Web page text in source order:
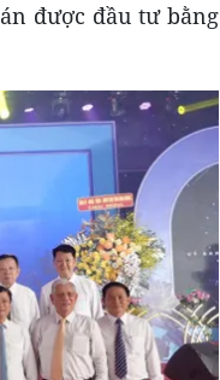
được đầu tư bằng